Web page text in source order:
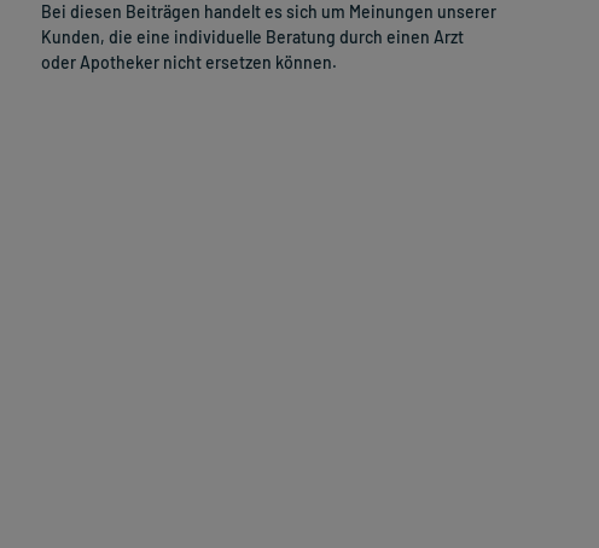
Bei diesen Beiträgen handelt es sich um Meinungen unserer
Kunden, die eine individuelle Beratung durch einen Arzt
oder Apotheker nicht ersetzen können.